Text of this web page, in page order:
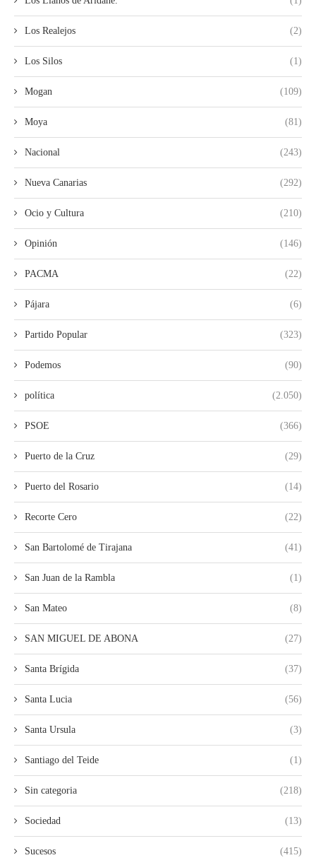
Los Realejos (2)
Los Silos (1)
Mogan (109)
Moya (81)
Nacional (243)
Nueva Canarias (292)
Ocio y Cultura (210)
Opinión (146)
PACMA (22)
Pájara (6)
Partido Popular (323)
Podemos (90)
política (2.050)
PSOE (366)
Puerto de la Cruz (29)
Puerto del Rosario (14)
Recorte Cero (22)
San Bartolomé de Tirajana (41)
San Juan de la Rambla (1)
San Mateo (8)
SAN MIGUEL DE ABONA (27)
Santa Brígida (37)
Santa Lucia (56)
Santa Ursula (3)
Santiago del Teide (1)
Sin categoria (218)
Sociedad (13)
Sucesos (415)